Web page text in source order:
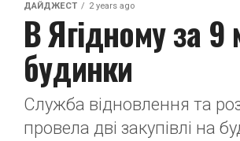
ДАЙДЖЕСТ 2 years ago
В Ягідному за 9
будинки
Служба відновлення та
провела дві закупівлі на